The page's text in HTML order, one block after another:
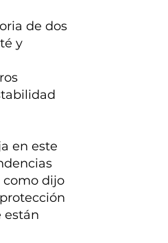
de dos
y
en este
como dijo
están